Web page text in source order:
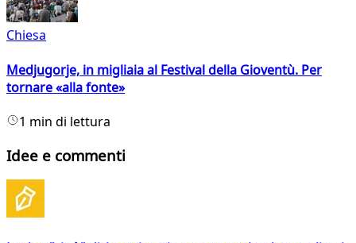
Chiesa
Medjugorje, in migliaia al Festival della Gioventù. Per
tornare «alla fonte»
1 min di lettura
Idee e commenti